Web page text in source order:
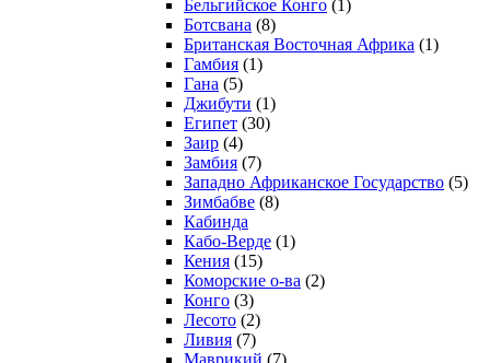
Бельгийское Конго (1)
Ботсвана (8)
Британская Восточная Африка (1)
Гамбия (1)
Гана (5)
Джибути (1)
Египет (30)
Заир (4)
Замбия (7)
Западно Африканское Государство (5)
Зимбабве (8)
Кабинда
Кабо-Верде (1)
Кения (15)
Коморские о-ва (2)
Конго (3)
Лесото (2)
Ливия (7)
Маврикий (7)